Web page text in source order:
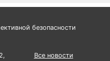
безопасности
Все новости